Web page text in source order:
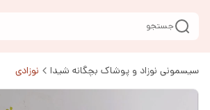
جستجو
سیسمونی نوزاد و پوشاک بچگانه شیدا نوزادی